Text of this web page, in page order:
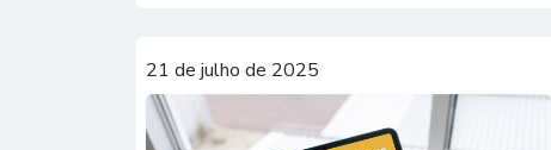
21 de julho de 2025